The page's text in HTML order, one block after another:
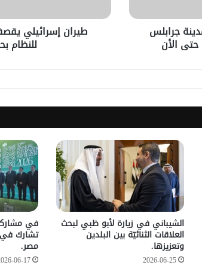
الإحتلال
في قلعة جندل
سليمان عبد
يكشف سبب
دمشق
في زيارته
يصل إلى
جرابلس طيران إسرائيلي
للنظام
الشيباني في زيارة لأبو ظبي لبحث
العلاقات الثنائيّة بين البلدين
وتعزيزها.
2026-06-25
في
تشارك
مصر.
06-17